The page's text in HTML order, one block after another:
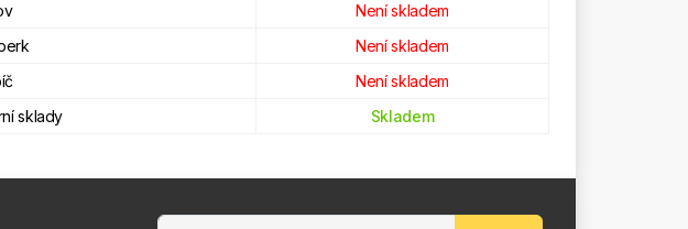
Není skladem
Není skladem
Není skladem
sklady
Skladem